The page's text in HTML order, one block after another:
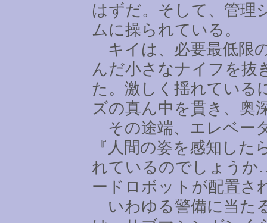
はずだ。そして、管理
ムに操られている。
キイは、必要最低限
んだ小さなナイフを抜
た。激しく揺れている
ズの真ん中を貫き、奥
その途端、エレベー
『人間の姿を感知し
れているのでしょうか
ードロボットが配置さ
いわゆる警備に当た